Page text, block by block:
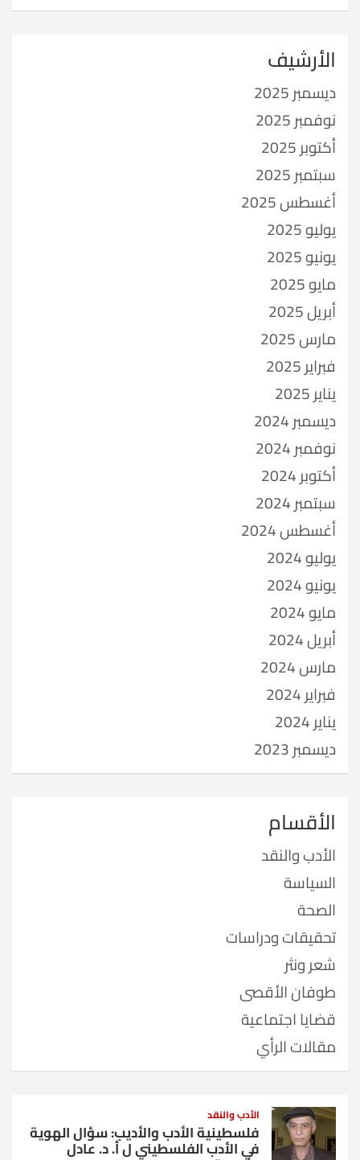
الأرشيف
ديسمبر 2025
نوفمبر 2025
أكتوبر 2025
سبتمبر 2025
أغسطس 2025
يوليو 2025
يونيو 2025
مايو 2025
أبريل 2025
مارس 2025
فبراير 2025
يناير 2025
ديسمبر 2024
نوفمبر 2024
أكتوبر 2024
سبتمبر 2024
أغسطس 2024
يوليو 2024
يونيو 2024
مايو 2024
أبريل 2024
مارس 2024
فبراير 2024
يناير 2024
ديسمبر 2023
الأقسام
الأدب والنقد
السياسة
الصحة
تحقيقات ودراسات
شعر ونثر
طوفان الأقصى
قضايا اجتماعية
مقالات الرأي
الأدب والنقد
فلسطينية الأدب والأديب: سؤال الهوية
في الأدب الفلسطيني ل أ. د. عادل